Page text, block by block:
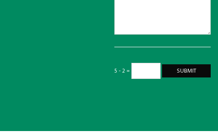
5 - 2 = SUBMIT